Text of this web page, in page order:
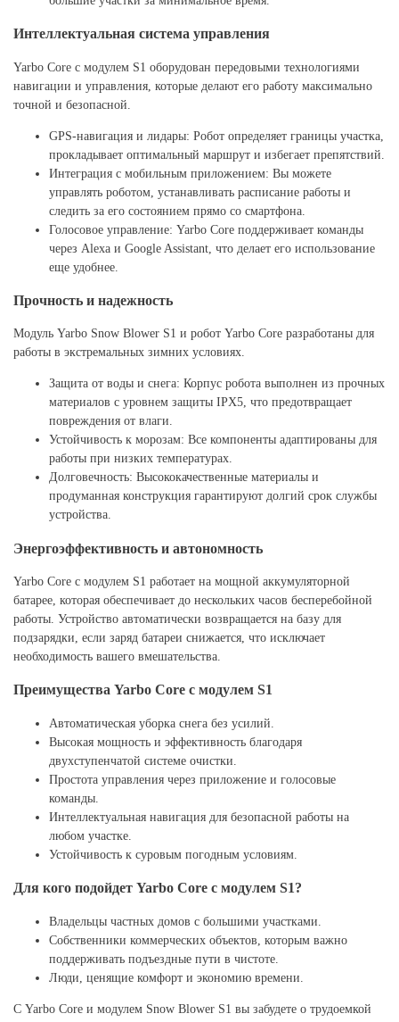
Интеллектуальная система управления
Yarbo Core с модулем S1 оборудован передовыми технологиями
навигации и управления, которые делают его работу максимально
точной и безопасной.
GPS-навигация и лидары: Робот определяет границы участка,
прокладывает оптимальный маршрут и избегает препятствий.
Интеграция с мобильным приложением: Вы можете
управлять роботом, устанавливать расписание работы и
следить за его состоянием прямо со смартфона.
Голосовое управление: Yarbo Core поддерживает команды
через Alexa и Google Assistant, что делает его использование
еще удобнее.
Прочность и надежность
Модуль Yarbo Snow Blower S1 и робот Yarbo Core разработаны для
работы в экстремальных зимних условиях.
Защита от воды и снега: Корпус робота выполнен из прочных
материалов с уровнем защиты IPX5, что предотвращает
повреждения от влаги.
Устойчивость к морозам: Все компоненты адаптированы для
работы при низких температурах.
Долговечность: Высококачественные материалы и
продуманная конструкция гарантируют долгий срок службы
устройства.
Энергоэффективность и автономность
Yarbo Core с модулем S1 работает на мощной аккумуляторной
батарее, которая обеспечивает до нескольких часов бесперебойной
работы. Устройство автоматически возвращается на базу для
подзарядки, если заряд батареи снижается, что исключает
необходимость вашего вмешательства.
Преимущества Yarbo Core с модулем S1
Автоматическая уборка снега без усилий.
Высокая мощность и эффективность благодаря
двухступенчатой системе очистки.
Простота управления через приложение и голосовые
команды.
Интеллектуальная навигация для безопасной работы на
любом участке.
Устойчивость к суровым погодным условиям.
Для кого подойдет Yarbo Core с модулем S1?
Владельцы частных домов с большими участками.
Собственники коммерческих объектов, которым важно
поддерживать подъездные пути в чистоте.
Люди, ценящие комфорт и экономию времени.
С Yarbo Core и модулем Snow Blower S1 вы забудете о трудоемкой